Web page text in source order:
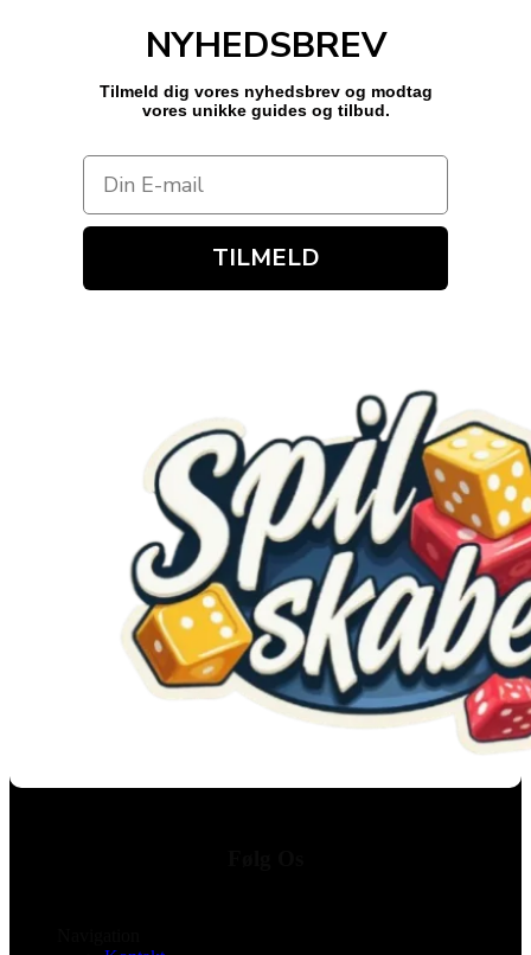
NYHEDSBREV
Tilmeld dig vores nyhedsbrev og modtag
vores unikke guides og tilbud.
TILMELD